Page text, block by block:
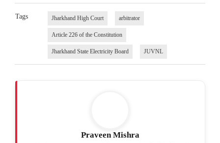
Tags Jharkhand High Court arbitrator
Article 226 of the Constitution
Jharkhand State Electricity Board JUVNL
Praveen Mishra